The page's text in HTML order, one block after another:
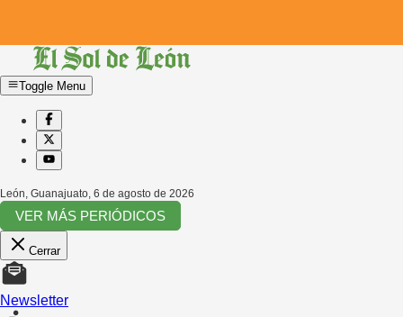
Toggle Menu
León, Guanajuato, 6 de agosto de 2026
VER MÁS PERIÓDICOS
Cerrar
Newsletter